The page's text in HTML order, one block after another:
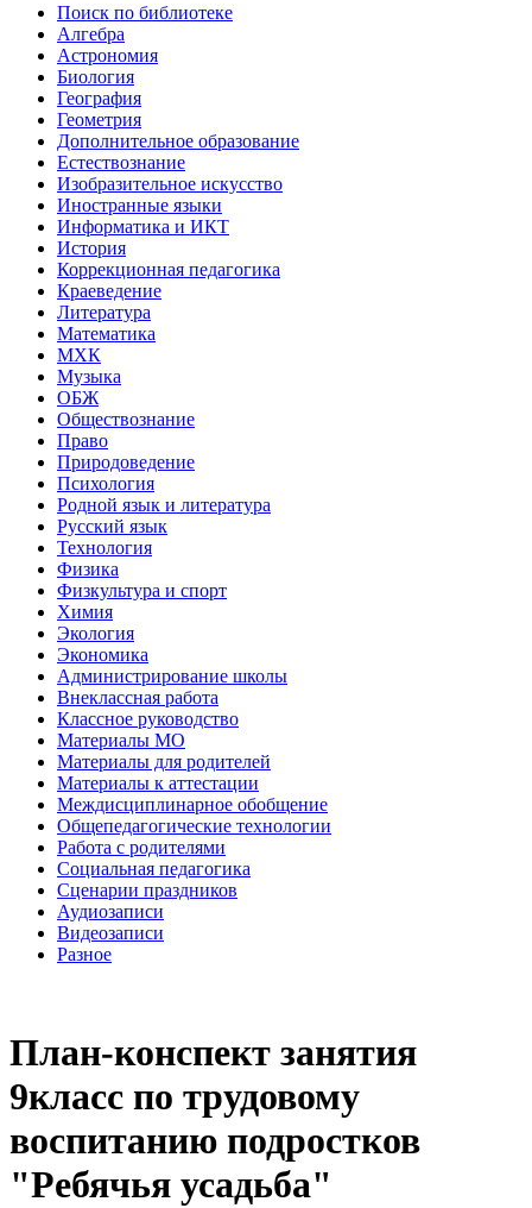
Поиск по библиотеке
Алгебра
Астрономия
Биология
География
Геометрия
Дополнительное образование
Естествознание
Изобразительное искусство
Иностранные языки
Информатика и ИКТ
История
Коррекционная педагогика
Краеведение
Литература
Математика
МХК
Музыка
ОБЖ
Обществознание
Право
Природоведение
Психология
Родной язык и литература
Русский язык
Технология
Физика
Физкультура и спорт
Химия
Экология
Экономика
Администрирование школы
Внеклассная работа
Классное руководство
Материалы МО
Материалы для родителей
Материалы к аттестации
Междисциплинарное обобщение
Общепедагогические технологии
Работа с родителями
Социальная педагогика
Сценарии праздников
Аудиозаписи
Видеозаписи
Разное
План-конспект занятия
9класс по трудовому
воспитанию подростков
"Ребячья усадьба"